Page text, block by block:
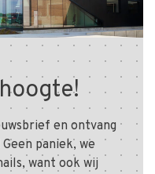
en ontvang
paniek, we
want ook wij